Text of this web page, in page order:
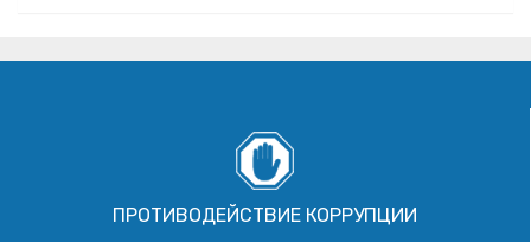
ПРОТИВОДЕЙСТВИЕ КОРРУПЦИИ